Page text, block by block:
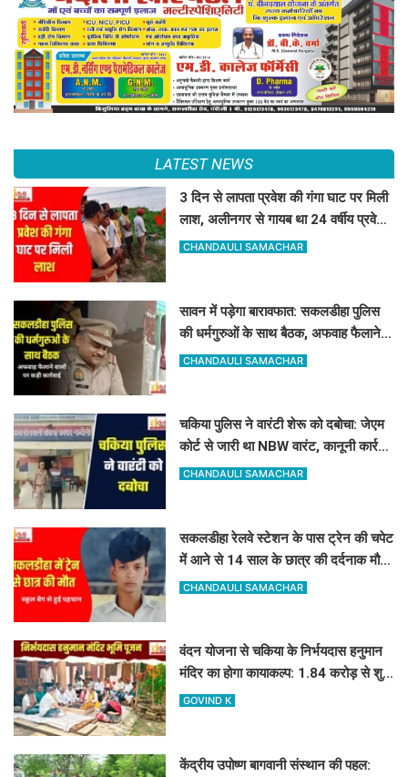
LATEST NEWS
3 दिन से लापता प्रवेश की गंगा घाट पर मिली
लाश, अलीनगर से गायब था 24 वर्षीय प्रवेश
कुमार
CHANDAULI SAMACHAR
सावन में पड़ेगा बारावफात: सकलडीहा पुलिस
की धर्मगुरुओं के साथ बैठक, अफवाह फैलाने
वालों को चेतावनी
CHANDAULI SAMACHAR
चकिया पुलिस ने वारंटी शेरू को दबोचा: जेएम
कोर्ट से जारी था NBW वारंट, कानूनी कार्रवाई
शुरू
CHANDAULI SAMACHAR
सकलडीहा रेलवे स्टेशन के पास ट्रेन की चपेट
में आने से 14 साल के छात्र की दर्दनाक मौत,
स्कूल बैग से हुई पहचान
CHANDAULI SAMACHAR
वंदन योजना से चकिया के निर्भयदास हनुमान
मंदिर का होगा कायाकल्प: 1.84 करोड़ से शुरू
हुआ भव्य निर्माण कार्य
GOVIND K
केंद्रीय उपोष्ण बागवानी संस्थान की पहल: